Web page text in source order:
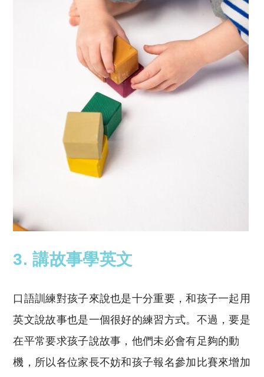
3. 講故事學英文
口語訓練對孩子來說也是十分重要，和孩子一起用
英文說故事也是一個很好的練習方式。不過，要是
在平常要求孩子說故事，他們未必會有足夠的動
機，所以各位家長不妨和孩子報名參加比賽來增加